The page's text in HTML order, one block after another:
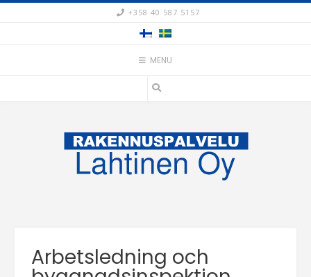
Skip
+358 40 587 5157
MENU
Arbetsledning och